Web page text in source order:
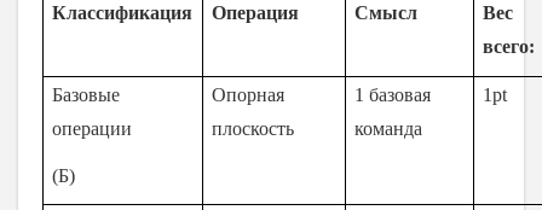
Классификация Операция Смысл
Вес
всего:
Базовые
операции
(Б)
Опорная
плоскость
1 базовая
команда
1pt